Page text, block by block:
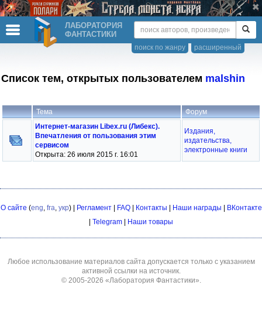
ЛАБОРАТОРИЯ
ФАНТАСТИКИ
расширенный
поиск по жанру
Список тем, открытых пользователем malshin
Тема
Форум
Интернет-магазин Libex.ru (Либекс).
Впечатления от пользования этим
сервисом
Открыта: 26 июля 2015 г. 16:01
Издания,
издательства,
электронные книги
О сайте (eng, fra, укр) | Регламент| FAQ| Контакты | Наши награды | ВКонтакте
| Telegram | Наши товары
Любое использование материалов сайта допускается только с указанием
активной ссылки на источник.
© 2005-2026 «Лаборатория Фантастики».